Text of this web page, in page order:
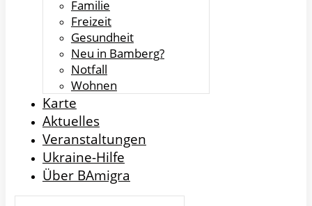
Familie
Freizeit
Gesundheit
Neu in Bamberg?
Notfall
Wohnen
Karte
Aktuelles
Veranstaltungen
Ukraine-Hilfe
Über BAmigra